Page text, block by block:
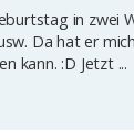
in zwei
Da hat er
kann. :D Jetzt ...